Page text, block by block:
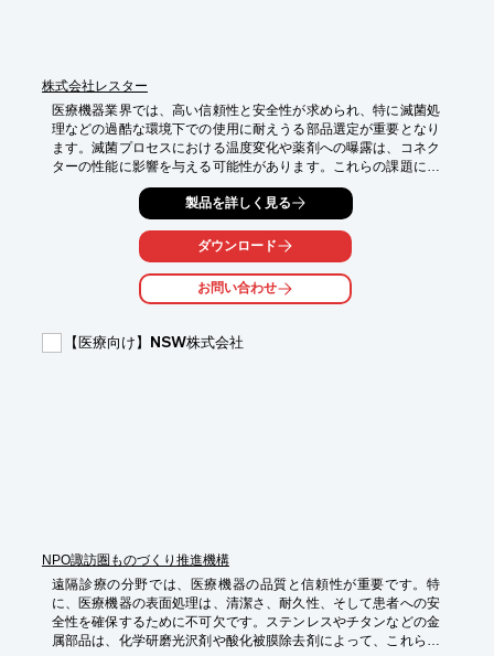
株式会社レスター
医療機器業界では、高い信頼性と安全性が求められ、特に滅菌処
理などの過酷な環境下での使用に耐えうる部品選定が重要となり
ます。滅菌プロセスにおける温度変化や薬剤への曝露は、コネク
ターの性能に影響を与える可能性があります。これらの課題に対
し、当社の『Micro-Lock Plus 1.25mmピッチ ストレートヘッダ
ー ポッティングタイプ』は、コンタクトおよびラッチエリアを保
護し、安定した信号伝送を実現することで、医療機器の信頼性向
上に貢献します。
【活用シーン】
・滅菌処理が必要な医療機器
・過酷な環境下で使用される医療機器の内部接続
製品を詳しく見る
ダウンロード
お問い合わせ
【医療向け】NSW株式会社
NPO諏訪圏ものづくり推進機構
遠隔診療の分野では、医療機器の品質と信頼性が重要です。特
に、医療機器の表面処理は、清潔さ、耐久性、そして患者への安
全性を確保するために不可欠です。ステンレスやチタンなどの金
属部品は、化学研磨光沢剤や酸化被膜除去剤によって、これらの